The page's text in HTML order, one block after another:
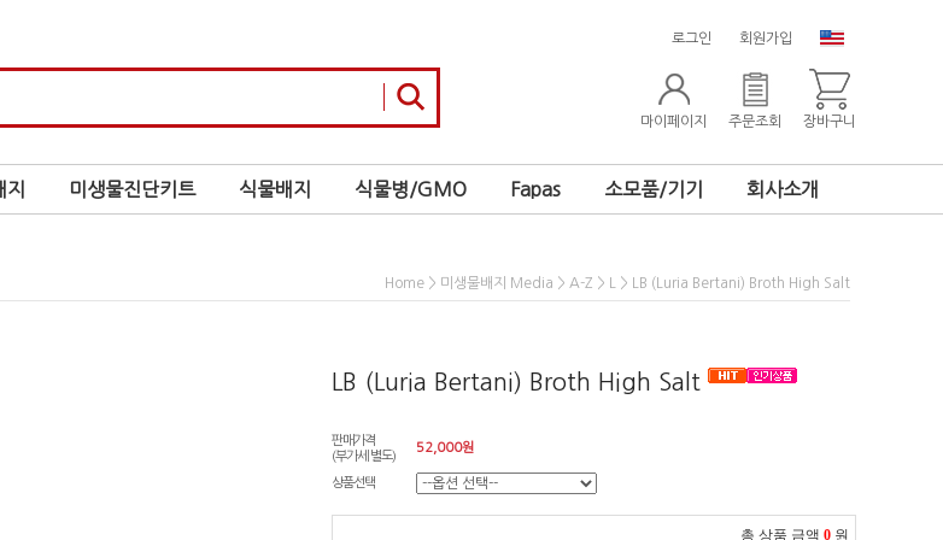
로그인 회원가입
마이페이지 주문조회 장바구니
지 미생물진단키트 식물배지 식물병/GMO Fapas 소모품/기기 회사소개
Home > 미생물배지 Media > A-Z > L > LB (Luria Bertani) Broth High Salt
LB (Luria Bertani) Broth High Salt
판매가격
(부가세 별도)
52,000원
상품선택
총 상품 금액 0 원